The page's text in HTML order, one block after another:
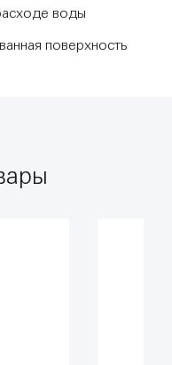
воды
поверхность